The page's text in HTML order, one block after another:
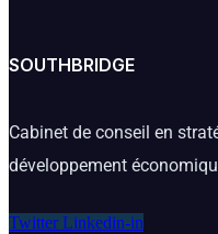
SOUTHBRIDGE
Cabinet de conseil en
développement
Twitter Linkedin-in